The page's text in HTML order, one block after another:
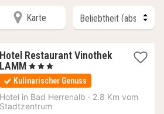
Karte
Hotel Restaurant Vinothek
LAMM 2
Nächte
ab
131,20
€
, 3 Sterne
Kulinarischer Genuss
Hotel in Bad Herrenalb · 2.8 Km vom
Stadtzentrum